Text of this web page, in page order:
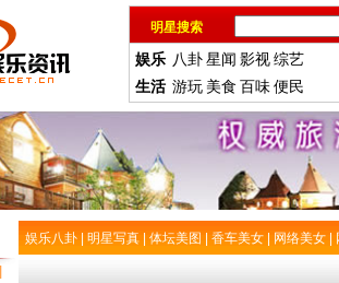
明星搜索
娱乐 八卦星闻 影视综艺
生活 游玩 美食 百味便民
娱乐八卦 明星写真 体坛美图 香车美女 网络美女